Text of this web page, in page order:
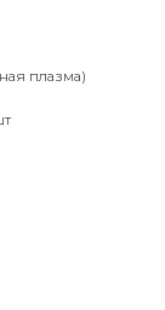
плазма)